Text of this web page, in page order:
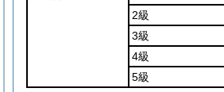
2級
3級
4級
5級